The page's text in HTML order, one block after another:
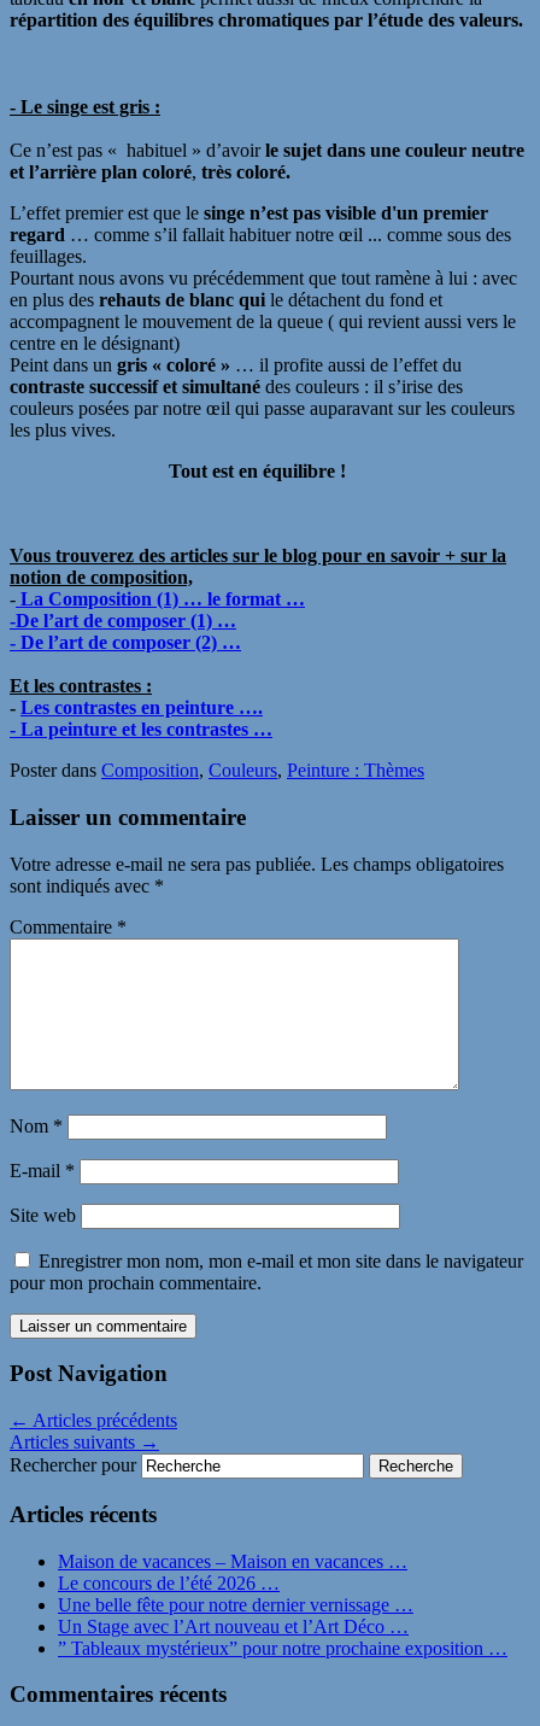
répartition des équilibres chromatiques par l’étude des valeurs.
- Le singe est gris :
Ce n’est pas « habituel » d’avoirle sujet dans une couleur neutre
et l’arrière plan coloré, très coloré.
L’effet premier est que le singe n’est pas visible d'un premier
regard … comme s’il fallait habituer notre œil ... comme sous des
feuillages.
Pourtant nous avons vu précédemment que tout ramène à lui : avec
en plus des rehauts de blanc qui le détachent du fond et
accompagnent le mouvement de la queue ( qui revient aussi vers le
centre en le désignant)
Peint dans un gris « coloré » … il profite aussi de l’effet du
contraste successif et simultané des couleurs : il s’irise des
couleurs posées par notre œil qui passe auparavant sur les couleurs
les plus vives.
Tout est en équilibre !
Vous trouverez des articles sur le blog pour en savoir + sur la
notion de composition,
- La Composition (1) … le format …
-De l’art de composer (1) …
- De l’art de composer (2) …
Et les contrastes :
- Les contrastes en peinture ….
- La peinture et les contrastes …
Poster dans Composition, Couleurs, Peinture : Thèmes
Laisser un commentaire
Votre adresse e-mail ne sera pas publiée. Les champs obligatoires
sont indiqués avec *
Commentaire *
Nom *
E-mail *
Site web
Enregistrer mon nom, mon e-mail et mon site dans le navigateur
pour mon prochain commentaire.
Post Navigation
← Articles précédents
Articles suivants →
Rechercher pour
Articles récents
Maison de vacances – Maison en vacances …
Le concours de l’été 2026 …
Une belle fête pour notre dernier vernissage …
Un Stage avec l’Art nouveau et l’Art Déco …
” Tableaux mystérieux” pour notre prochaine exposition …
Commentaires récents